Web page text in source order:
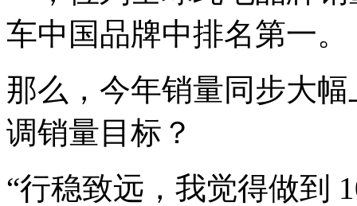
车中国品牌中排名第一。
那么，今年销量同步大
调销量目标？
“行稳致远，我觉得做到